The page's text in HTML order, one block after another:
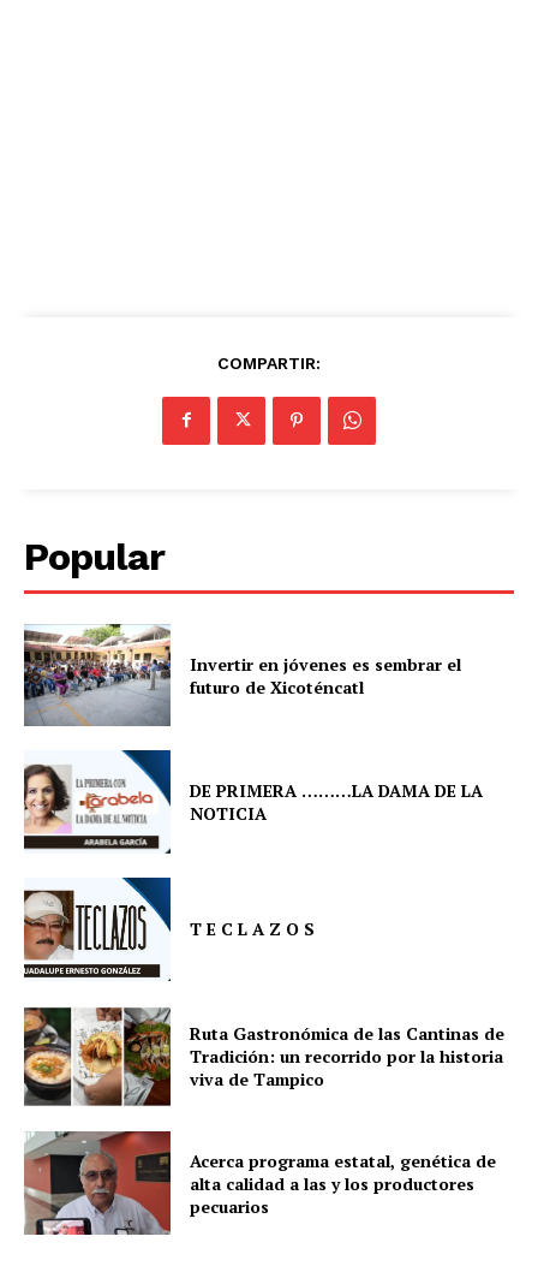
COMPARTIR:
Popular
Invertir en jóvenes es sembrar el
futuro de Xicoténcatl
DE PRIMERA ………LA DAMA DE LA
NOTICIA
T E C L A Z O S
Ruta Gastronómica de las Cantinas de
Tradición: un recorrido por la historia
viva de Tampico
Acerca programa estatal, genética de
alta calidad a las y los productores
pecuarios